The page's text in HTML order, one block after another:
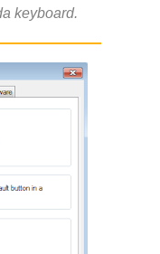
keyboard.